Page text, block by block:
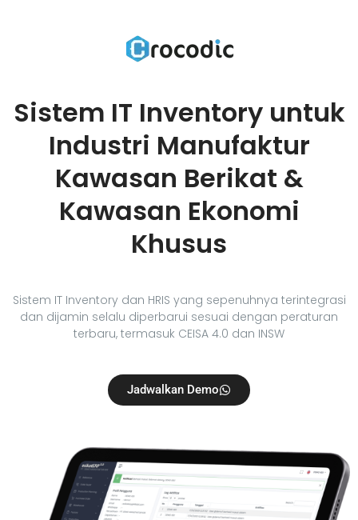
Sistem IT Inventory untuk
Industri Manufaktur
Kawasan Berikat &
Kawasan Ekonomi
Khusus
Sistem IT Inventory dan HRIS yang sepenuhnya terintegrasi
dan dijamin selalu diperbarui sesuai dengan peraturan
terbaru, termasuk CEISA 4.0 dan INSW
Jadwalkan Demo